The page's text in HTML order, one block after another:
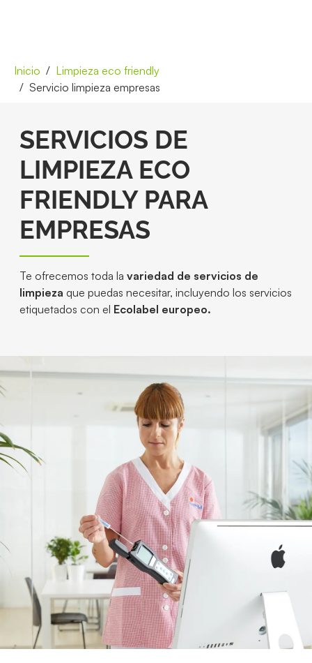
Inicio
Limpieza eco friendly
Servicio limpieza empresas
SERVICIOS DE
LIMPIEZA ECO
FRIENDLY PARA
EMPRESAS
Te ofrecemos toda la variedad de servicios de
limpieza que puedas necesitar, incluyendo los servicios
etiquetados con el Ecolabel europeo.